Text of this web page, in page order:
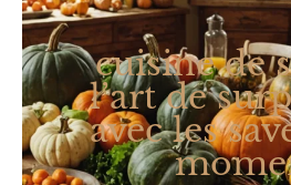
cuisine de
l’art de
avec les